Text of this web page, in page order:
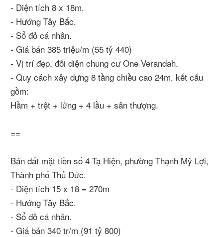
- Diện tích 8 x 18m.
- Hướng Tây Bắc.
- Sổ đỏ cá nhân.
- Giá bán 385 triệu/m (55 tỷ 440)
- Vị trí đẹp, đối diện chung cư One Verandah.
- Quy cách xây dựng 8 tầng chiều cao 24m, kết cấu
gồm:
Hầm + trệt + lửng + 4 lầu + sân thượng.
==
Bán đất mặt tiền số 4 Tạ Hiện, phường Thạnh Mỹ Lợi,
Thành phố Thủ Đức.
- Diện tích 15 x 18 = 270m
- Hướng Tây Bắc.
- Sổ đỏ cá nhân.
- Giá bán 340 tr/m (91 tỷ 800)